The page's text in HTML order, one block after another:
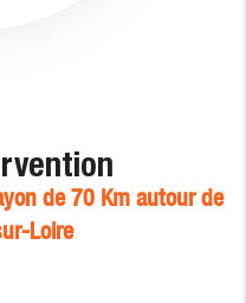
de 70 Km autour de
Loire